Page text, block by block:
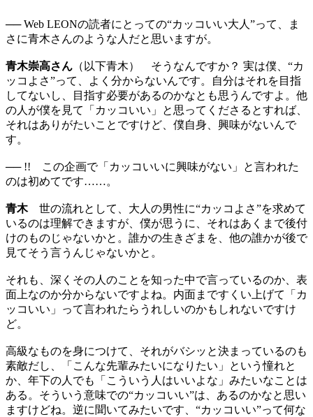
── Web LEONの読者にとっての“カッコいい大人”って、ま
さに青木さんのような人だと思いますが。
青木崇高さん （以下青木） そうなんですか？ 実は僕、“カ
ッコよさ”って、よく分からないんです。自分はそれを目指
してないし、目指す必要があるのかなとも思うんですよ。他
の人が僕を見て「カッコいい」と思ってくださるとすれば、
それはありがたいことですけど、僕自身、興味がないんで
す。
── !! この企画で「カッコいいに興味がない」と言われた
のは初めてです……。
青木世の流れとして、大人の男性に“カッコよさ”を求めて
いるのは理解できますが、僕が思うに、それはあくまで後付
けのものじゃないかと。誰かの生きざまを、他の誰かが後で
見てそう言うんじゃないかと。
それも、深くその人のことを知った中で言っているのか、表
面上なのか分からないですよね。内面まですくい上げて「カ
ッコいい」って言われたらうれしいのかもしれないですけ
ど。
高級なものを身につけて、それがバシッと決まっているのも
素敵だし、「こんな先輩みたいになりたい」という憧れと
か、年下の人でも「こういう人はいいよな」みたいなことは
ある。そういう意味での“カッコいい”は、あるのかなと思い
ますけどね。逆に聞いてみたいです、“カッコいい”って何な